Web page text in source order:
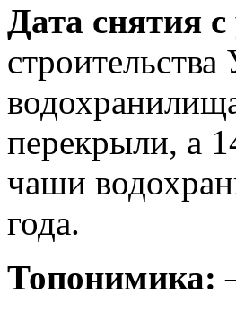
Дата снятия с
перекрыли, а
чаши
года.
Топонимика: